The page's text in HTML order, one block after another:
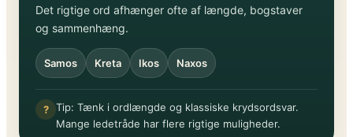
Det rigtige ord afhænger ofte af længde, bogstaver
og sammenhæng.
Samos Kreta Ikos Naxos
? Tip: Tænk i ordlængde og klassiske krydsordsvar.
Mange ledetråde har flere rigtige muligheder.